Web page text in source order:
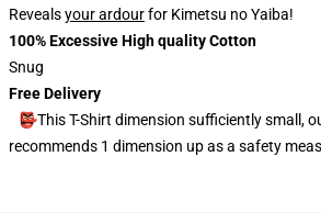
Revealsyour ardourfor Kimetsu no Yaiba!
100% Excessive High quality Cotton
Snug
Free Delivery
👺This T-Shirt dimension sufficiently small,
recommends 1 dimension up as a safety